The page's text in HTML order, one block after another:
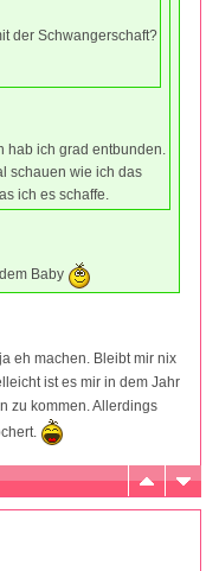
der Schwangerschaft?
hab ich grad entbunden.
schauen wie ich das
ich es schaffe.
Baby
eh machen. Bleibt mir nix
ist es mir in dem Jahr
zu kommen. Allerdings